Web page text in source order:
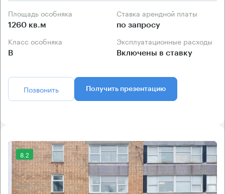
Площадь особняка
1260 кв.м
Ставка арендной платы
по запросу
Класс особняка
B
Эксплуатационные расходы
Включены в ставку
Позвонить Получить презентацию
8.2